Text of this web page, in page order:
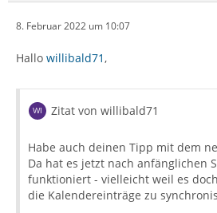
8. Februar 2022 um 10:07
Hallo willibald71,
Zitat von willibald71
Habe auch deinen Tipp mit dem
Da hat es jetzt nach anfänglichen
funktioniert - vielleicht weil es
die Kalendereinträge zu